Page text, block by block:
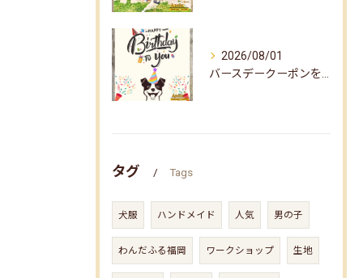
2026/08/01
タグ Tags
犬服 ハンドメイド 人気 男の子
わんだふる福岡 ワークショップ 生地